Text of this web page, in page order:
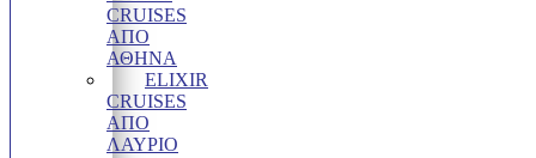
CRUISES
ΑΠΟ
ΑΘΗΝΑ
ELIXIR
CRUISES
ΑΠΌ
ΛΑΎΡΙΟ